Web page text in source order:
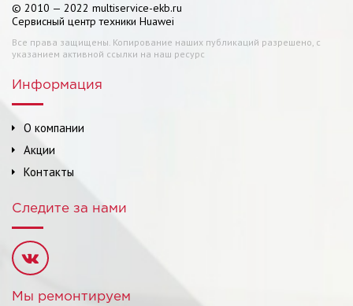
© 2010 — 2022 multiservice-ekb.ru
Сервисный центр техники Huawei
Все права защищены. Копирование наших публикаций разрешено, с
указанием активной ссылки на наш ресурс
Информация
О компании
Акции
Контакты
Следите за нами
Мы ремонтируем